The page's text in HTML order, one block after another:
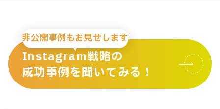
非公開事例もお見せします
Instagram戦略の
成功事例を聞いてみる！